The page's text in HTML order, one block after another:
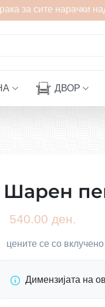
за сите нарачки над
ДВОР
Шарен
540.00 ден.
цените се со
Димензијата на